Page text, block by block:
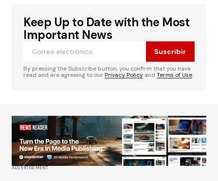
Keep Up to Date with the Most
Important News
Suscribir
By pressing the Subscribe button, you confirm that you have
read and are agreeing to ourPrivacy Policy and Terms of Use
ADVERTISEMENT